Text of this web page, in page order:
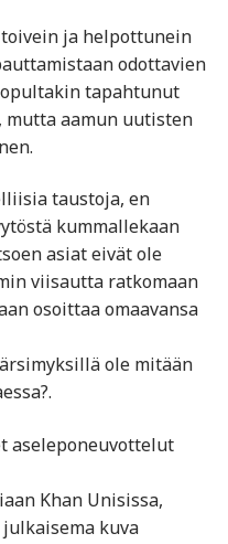
ja helpottunein
odottavien
tapahtunut
mutta aamun uutisten
taustoja, en
kummallekaan
asiat eivät ole
viisautta ratkomaan
osoittaa omaavansa
ole mitään
aseleponeuvottelut
Khan Unisissa,
kuva